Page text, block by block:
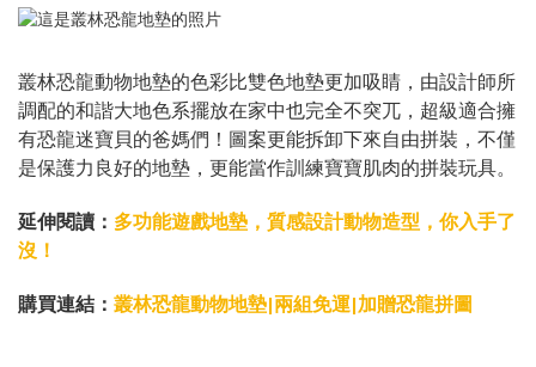
叢林恐龍動物地墊的色彩比雙色地墊更加吸睛，由設計師所
調配的和諧大地色系擺放在家中也完全不突兀，超級適合擁
有恐龍迷寶貝的爸媽們！圖案更能拆卸下來自由拼裝，不僅
是保護力良好的地墊，更能當作訓練寶寶肌肉的拼裝玩具。
延伸閱讀： 多功能遊戲地墊，質感設計動物造型，你入手了
沒！
購買連結： 叢林恐龍動物地墊|兩組免運|加贈恐龍拼圖